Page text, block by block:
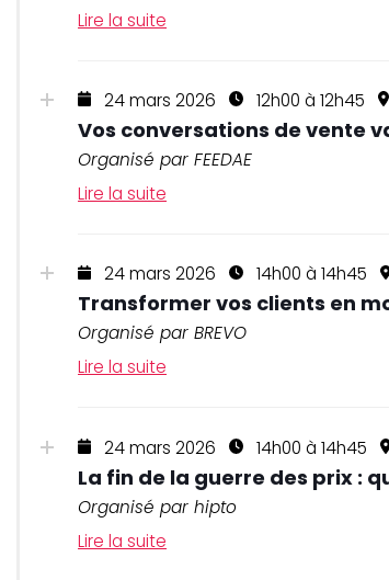
Lire la suite
24 mars 2026 12h00 à 12h45
Vos conversations de vente
Organisé par FEEDAE
Lire la suite
24 mars 2026 14h00 à 14h45
Transformer vos clients en
Organisé par BREVO
Lire la suite
24 mars 2026 14h00 à 14h45
La fin de la guerre des prix :
Organisé par hipto
Lire la suite